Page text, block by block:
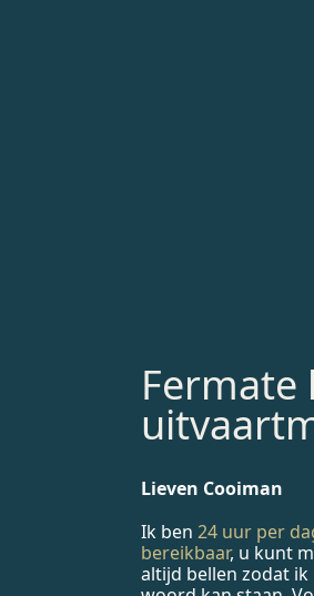
Fermate
Lieven Cooiman
Ik ben24 uur per
bereikbaar, u kunt
altijd bellen zodat ik